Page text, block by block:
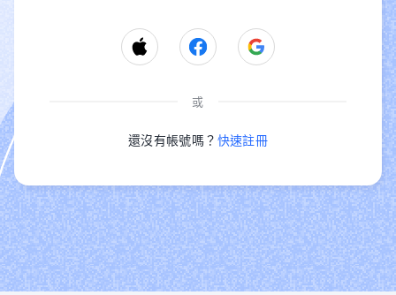
或
還沒有帳號嗎？ 快速註冊